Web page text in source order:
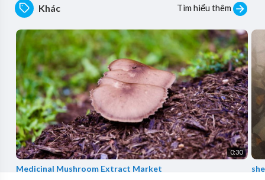
Khác Tìm hiểu thêm
0:30
Medicinal Mushroom Extract Market